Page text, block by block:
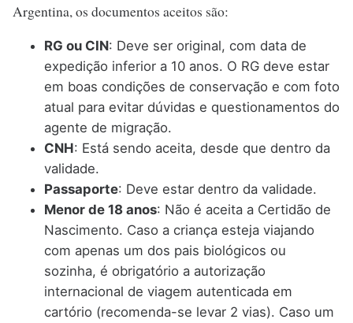
Argentina, os documentos aceitos são:
RG ou CIN: Deve ser original, com data de
expedição inferior a 10 anos. O RG deve estar
em boas condições de conservação e com foto
atual para evitar dúvidas e questionamentos do
agente de migração.
CNH: Está sendo aceita, desde que dentro da
validade.
Passaporte: Deve estar dentro da validade.
Menor de 18 anos: Não é aceita a Certidão de
Nascimento. Caso a criança esteja viajando
com apenas um dos pais biológicos ou
sozinha, é obrigatório a autorização
internacional de viagem autenticada em
cartório (recomenda-se levar 2 vias). Caso um